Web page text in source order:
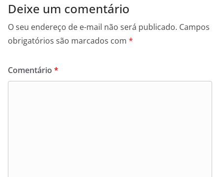
Deixe um comentário
O seu endereço de e-mail não será publicado. Campos
obrigatórios são marcados com *
Comentário *